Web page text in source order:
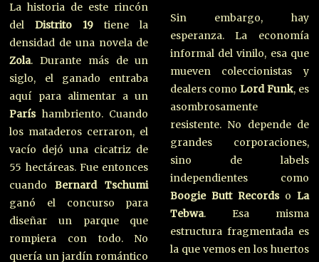
La historia de este rincón
delDistrito 19 tiene la
densidad de una novela de
Zola. Durante más de un
siglo, el ganado entraba
aquí para alimentar a un
Paríshambriento. Cuando
los mataderos cerraron, el
vacío dejó una cicatriz de
55 hectáreas. Fue entonces
cuandoBernard Tschumi
ganó el concurso para
diseñar un parque que
rompiera con todo. No
quería un jardín romántico
Sin embargo, hay
esperanza. La economía
informal del vinilo, esa que
mueven coleccionistas y
dealers como Lord Funk, es
asombrosamente
resistente. No depende de
grandes corporaciones,
sino de labels
independientes como
Boogie Butt Recordso La
Tebwa. Esa misma
estructura fragmentada es
la que vemos en los huertos